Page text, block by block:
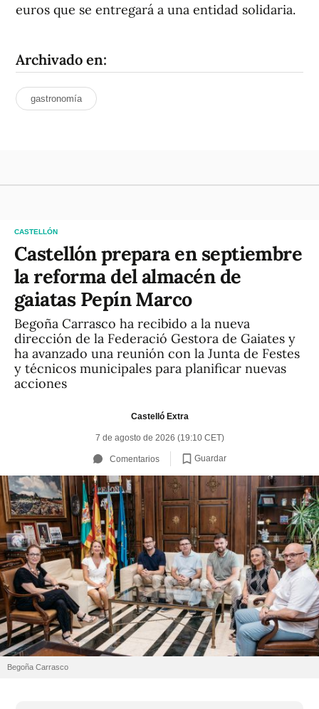
euros que se entregará a una entidad solidaria.
Archivado en:
gastronomía
CASTELLÓN
Castellón prepara en septiembre
la reforma del almacén de
gaiatas Pepín Marco
Begoña Carrasco ha recibido a la nueva
dirección de la Federació Gestora de Gaiates y
ha avanzado una reunión con la Junta de Festes
y técnicos municipales para planificar nuevas
acciones
Castelló Extra
7 de agosto de 2026 (19:10 CET)
Comentarios Guardar
Begoña Carrasco